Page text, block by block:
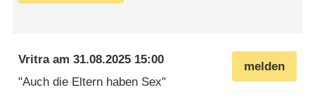
melden
Vritraam31.08.2025 15:00
"Auch die Eltern haben Sex"